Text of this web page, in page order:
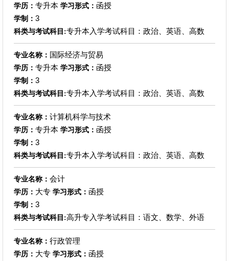
学历： 专升本 学习形式： 函授
学制： 3
科类与考试科目:专升本入学考试科目：政治、英语、高数
专业名称： 国际经济与贸易
学历： 专升本 学习形式： 函授
学制： 3
科类与考试科目:专升本入学考试科目：政治、英语、高数
专业名称： 计算机科学与技术
学历： 专升本 学习形式： 函授
学制： 3
科类与考试科目:专升本入学考试科目：政治、英语、高数
专业名称： 会计
学历： 大专 学习形式： 函授
学制： 3
科类与考试科目:高升专入学考试科目：语文、数学、外语
专业名称： 行政管理
学历： 大专 学习形式： 函授